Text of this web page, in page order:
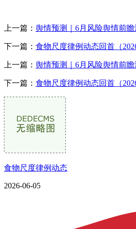
上一篇： 舆情预测｜6月风险舆情前
下一篇： 食物尺度律例动态回首（
上一篇： 舆情预测｜6月风险舆情前
下一篇： 食物尺度律例动态回首（
食物尺度律例动态
2026-06-05